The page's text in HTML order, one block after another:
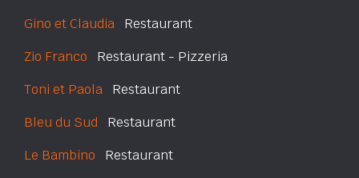
Gino et Claudia Restaurant
Zio Franco Restaurant - Pizzeria
Toni et Paola Restaurant
Bleu du Sud Restaurant
Le Bambino Restaurant